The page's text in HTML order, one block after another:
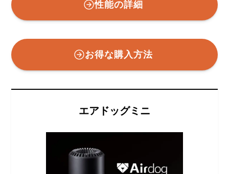
性能の詳細
お得な購入方法
エアドッグミニ